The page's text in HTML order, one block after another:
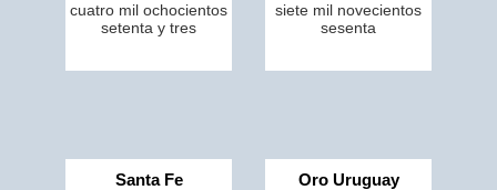
cuatro mil ochocientos
setenta y tres
siete mil novecientos
sesenta
Santa Fe Oro Uruguay